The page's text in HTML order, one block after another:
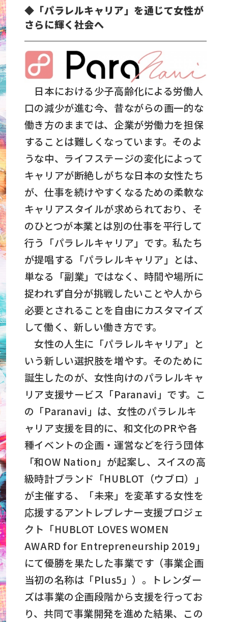
◆「パラレルキャリア」を通じて女性が
さらに輝く社会へ
日本における少子高齢化による労働人
口の減少が進む今、昔ながらの画一的な
働き方のままでは、企業が労働力を担保
することは難しくなっています。そのよ
うな中、ライフステージの変化によって
キャリアが断絶しがちな日本の女性たち
が、仕事を続けやすくなるための柔軟な
キャリアスタイルが求められており、そ
のひとつが本業とは別の仕事を平行して
行う「パラレルキャリア」です。私たち
が提唱する「パラレルキャリア」とは、
単なる「副業」ではなく、時間や場所に
捉われず自分が挑戦したいことや人から
必要とされることを自由にカスタマイズ
して働く、新しい働き方です。
女性の人生に「パラレルキャリア」と
いう新しい選択肢を増やす。そのために
誕生したのが、女性向けのパラレルキャ
リア支援サービス「Paranavi」です。こ
の「Paranavi」は、女性のパラレルキ
ャリア支援を目的に、和文化のPRや各
種イベントの企画・運営などを行う団体
「和OW Nation」が起案し、スイスの高
級時計ブランド「HUBLOT（ウブロ）」
が主催する、「未来」を変革する女性を
応援するアントレプレナー支援プロジェ
クト「HUBLOT LOVES WOMEN
AWARD for Entrepreneurship 2019」
にて優勝を果たした事業です（事業企画
当初の名称は「Plus5」）。トレンダー
ズは事業の企画段階から支援を行ってお
り、共同で事業開発を進めた結果、この